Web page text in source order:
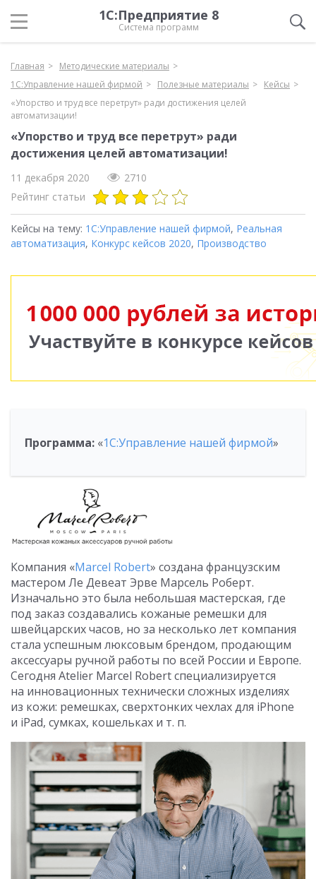
1С:Предприятие 8
Система программ
Главная
Методические материалы
1С:Управление нашей фирмой
Полезные материалы
Кейсы
«Упорство и труд все перетрут» ради достижения целей
автоматизации!
«Упорство и труд все перетрут» ради
достижения целей автоматизации!
11 декабря 2020
2710
Рейтинг статьи
Кейсы на тему: 1С:Управление нашей фирмой, Реальная
автоматизация, Конкурс кейсов 2020, Производство
Программа: «1С:Управление нашей фирмой»
Компания «Marcel Robert» создана французским
мастером Ле Девеат Эрве Марсель Роберт.
Изначально это была небольшая мастерская, где
под заказ создавались кожаные ремешки для
швейцарских часов, но за несколько лет компания
стала успешным люксовым брендом, продающим
аксессуары ручной работы по всей России и Европе.
Сегодня Atelier Marcel Robert специализируется
на инновационных технически сложных изделиях
из кожи: ремешках, сверхтонких чехлах для iPhone
и iPad, сумках, кошельках и т. п.